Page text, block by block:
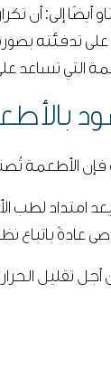
تاو أيضًا إلى:
تدفئته بصورة
التي تساعد
فإن الأطعمة
امتداد لطب
عادةً باتباع
أجل تقليل